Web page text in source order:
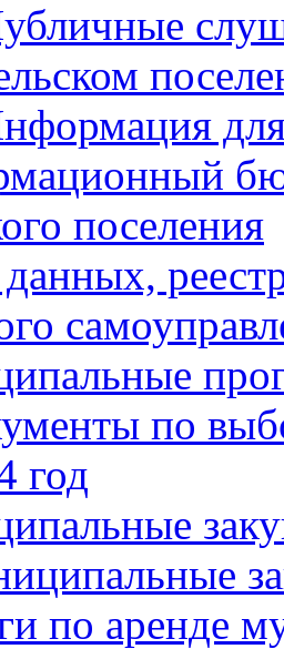
поселения
по
год
по аренде